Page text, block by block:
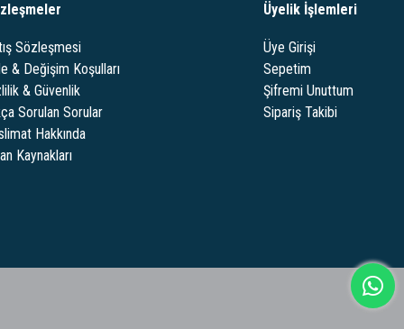
Sözleşmesi
& Değişim Koşulları
& Güvenlik
Sorulan Sorular
Hakkında
Kaynakları
Üyelik İşlemleri
Üye Girişi
Sepetim
Şifremi Unuttum
Sipariş Takibi